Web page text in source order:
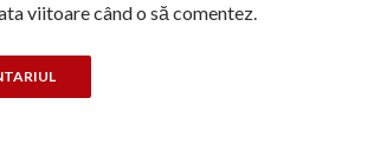
viitoare când o să comentez.